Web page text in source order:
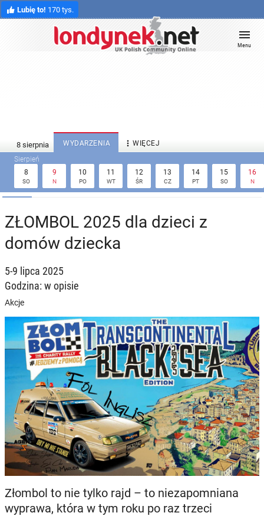
Lubię to! 170 tys.
Menu
WYDARZENIA  WIĘCEJ
8
SO
9
N
10
PO
11
WT
12
ŚR
13
CZ
14
PT
15
SO
16
N
ZŁOMBOL 2025 dla dzieci z
domów dziecka
5-9 lipca 2025
Godzina: w opisie
Akcje
Złombol to nie tylko rajd – to niezapomniana
wyprawa, która w tym roku po raz trzeci